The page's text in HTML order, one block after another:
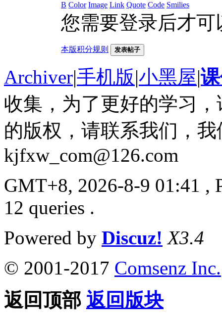
B Color Image Link Quote Code Smilies
您需要登录后才
本版积分规则 发表帖子
Archiver|手机版|小黑屋|
收集，为了更好的学习
的版权，请联系我们，
kjfxw_com@126.com
GMT+8, 2026-8-9 01:41 ,
12 queries .
Powered by Discuz! X3.4
© 2001-2017 Comsenz Inc.
返回顶部 返回版块